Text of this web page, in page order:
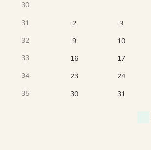
30
31
2 3
32
9 10
33
16 17
34
23 24
35
30 31